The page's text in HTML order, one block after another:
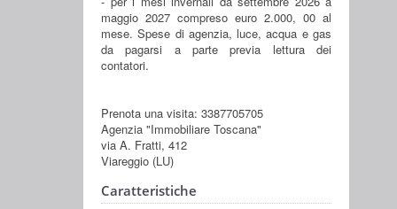
maggio 2027 compreso euro 2.000, 00 al
mese. Spese di agenzia, luce, acqua e gas
da pagarsi a parte previa lettura dei
contatori.
Prenota una visita: 3387705705
Agenzia "Immobiliare Toscana"
via A. Fratti, 412
Viareggio (LU)
Caratteristiche